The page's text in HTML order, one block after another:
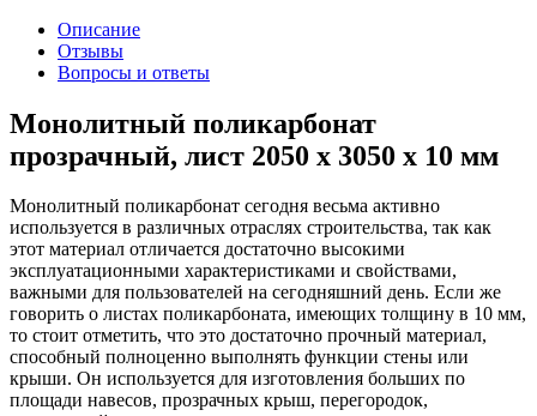
Описание
Отзывы
Вопросы и ответы
Монолитный поликарбонат
прозрачный, лист 2050 x 3050 x 10 мм
Монолитный поликарбонат сегодня весьма активно
используется в различных отраслях строительства, так как
этот материал отличается достаточно высокими
эксплуатационными характеристиками и свойствами,
важными для пользователей на сегодняшний день. Если же
говорить о листах поликарбоната, имеющих толщину в 10 мм,
то стоит отметить, что это достаточно прочный материал,
способный полноценно выполнять функции стены или
крыши. Он используется для изготовления больших по
площади навесов, прозрачных крыш, перегородок,